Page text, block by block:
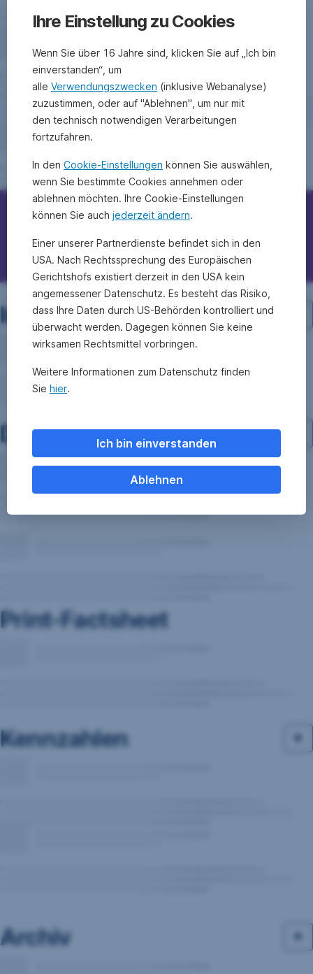
Erste Bank/Sparkassen kontaktieren
Fragen, Ideen, Anregungen?
Investment-Struktur
Dokumente
Print-Factsheet
Kennzahlen
Archiv
Ihre Einstellung zu Cookies
Wenn Sie über 16 Jahre sind, klicken Sie auf „Ich bin
einverstanden“, um
alle Verwendungszwecken (inklusive Webanalyse)
zuzustimmen, oder auf "Ablehnen", um nur mit
den technisch notwendigen Verarbeitungen
fortzufahren.
In den Cookie-Einstellungen können Sie auswählen,
wenn Sie bestimmte Cookies annehmen oder
ablehnen möchten. Ihre Cookie-Einstellungen
können Sie auch jederzeit ändern.
Einer unserer Partnerdienste befindet sich in den
USA. Nach Rechtssprechung des Europäischen
Gerichtshofs existiert derzeit in den USA kein
angemessener Datenschutz. Es besteht das Risiko,
dass Ihre Daten durch US-Behörden kontrolliert und
überwacht werden. Dagegen können Sie keine
wirksamen Rechtsmittel vorbringen.
Weitere Informationen zum Datenschutz finden
Sie hier.
Ich bin einverstanden
Ablehnen